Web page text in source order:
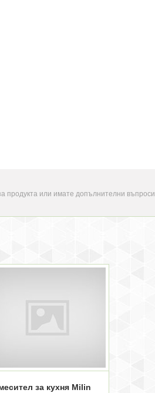
продукта или имате допълнителни въпроси
за кухня Milin